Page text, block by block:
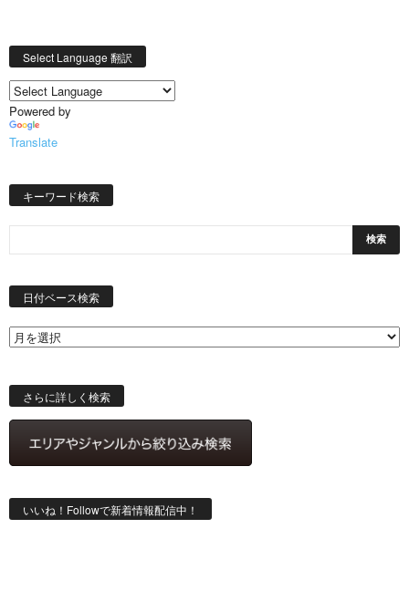
Select Language 翻訳
Powered by
Translate
キーワード検索
日付ベース検索
索
さらに詳しく検索
いいね！Followで新着情報配信中！